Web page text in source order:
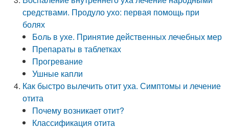
средствами. Продуло ухо: первая помощь при
болях
Боль в ухе. Принятие действенных лечебных мер
Препараты в таблетках
Прогревание
Ушные капли
Как быстро вылечить отит уха. Симптомы и лечение
отита
Почему возникает отит?
Классификация отита